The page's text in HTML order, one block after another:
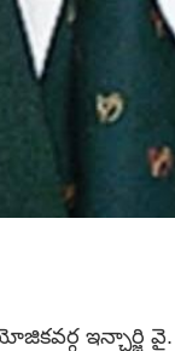
ఇన్చార్జి